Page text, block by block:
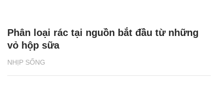
NHỊP SỐNG
Phân loại rác tại nguồn bắt đầu từ những
vỏ hộp sữa